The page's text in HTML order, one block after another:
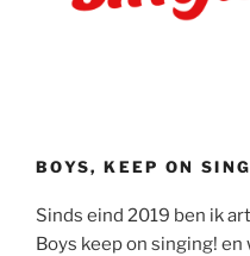
BOYS, KEEP ON
Sinds eind 2019 ben ik
Boys keep on singing!